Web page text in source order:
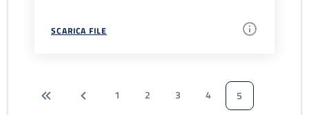
SCARICA FILE
1 2 3 4
5